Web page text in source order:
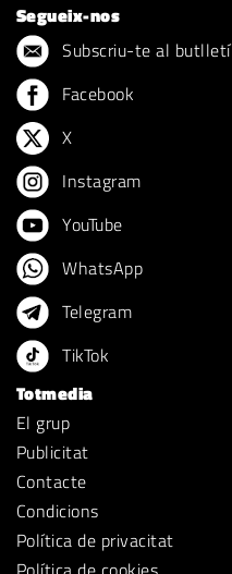
Segueix-nos
Subscriu-te al butlletí
Facebook
X
Instagram
YouTube
WhatsApp
Telegram
TikTok
Totmedia
El grup
Publicitat
Contacte
Condicions
Política de privacitat